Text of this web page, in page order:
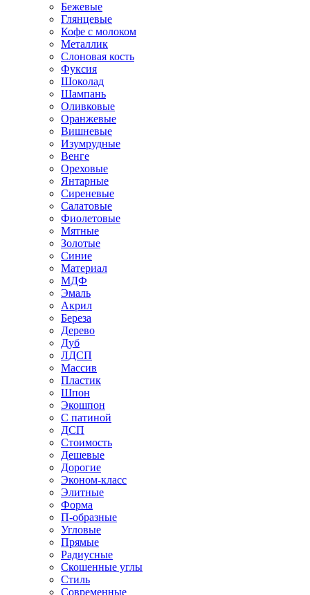
Бежевые
Глянцевые
Кофе с молоком
Металлик
Слоновая кость
Фуксия
Шоколад
Шампань
Оливковые
Оранжевые
Вишневые
Изумрудные
Венге
Ореховые
Янтарные
Сиреневые
Салатовые
Фиолетовые
Мятные
Золотые
Синие
Материал
МДФ
Эмаль
Акрил
Береза
Дерево
Дуб
ЛДСП
Массив
Пластик
Шпон
Экошпон
С патиной
ДСП
Стоимость
Дешевые
Дорогие
Эконом-класс
Элитные
Форма
П-образные
Угловые
Прямые
Радиусные
Скошенные углы
Стиль
Современные